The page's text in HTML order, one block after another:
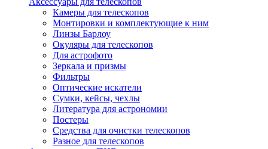
Камеры для телескопов
Монтировки и комплектующие к ним
Линзы Барлоу
Окуляры для телескопов
Для астрофото
Зеркала и призмы
Фильтры
Оптические искатели
Сумки, кейсы, чехлы
Литература для астрономии
Постеры
Средства для очистки телескопов
Разное для телескопов